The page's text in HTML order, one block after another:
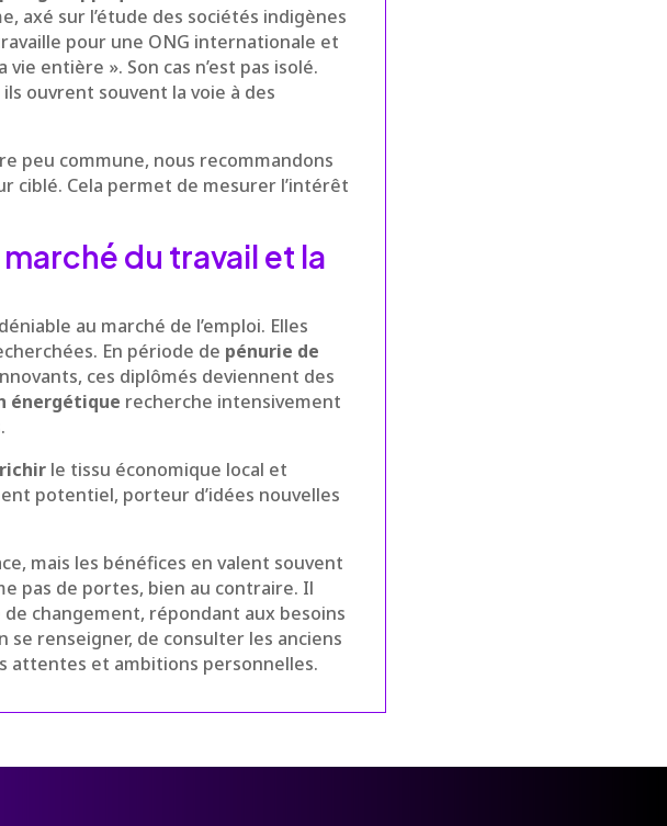
axé sur l’étude des sociétés indigènes
pour une ONG internationale et
entière ». Son cas n’est pas isolé.
ouvrent souvent la voie à des
peu commune, nous recommandons
ciblé. Cela permet de mesurer l’intérêt
du travail et la
au marché de l’emploi. Elles
En période de pénurie de
ces diplômés deviennent des
énergétique recherche intensivement
le tissu économique local et
potentiel, porteur d’idées nouvelles
mais les bénéfices en valent souvent
pas de portes, bien au contraire. Il
de changement, répondant aux besoins
se renseigner, de consulter les anciens
attentes et ambitions personnelles.